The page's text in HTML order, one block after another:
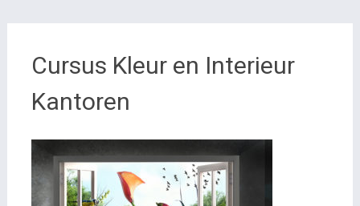
Cursus Kleur en Interieur
Kantoren